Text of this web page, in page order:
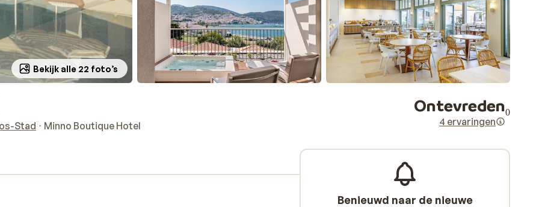
Bekijk alle 22 foto’s
Stad Minno Boutique Hotel
Ontevreden
4 ervaringen
0
Benieuwd naar de nieuwe